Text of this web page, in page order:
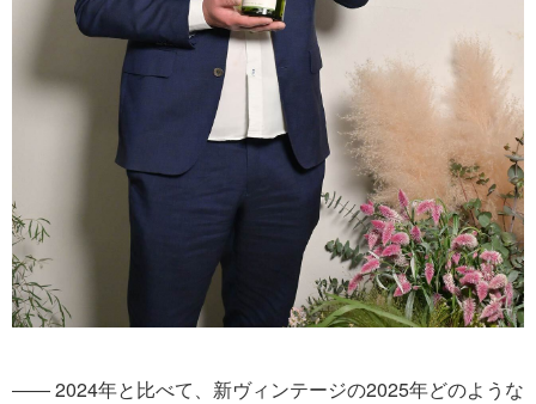
―― 2024年と比べて、新ヴィンテージの2025年どのような